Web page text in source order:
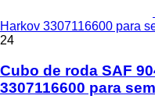
Harkov 3307116600 para
24
Cubo de roda SAF
3307116600 para